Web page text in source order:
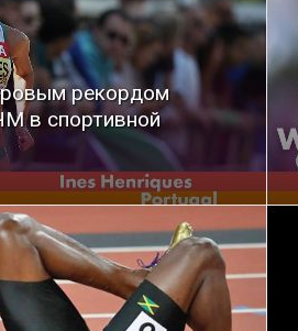
рекордом
в спортивной